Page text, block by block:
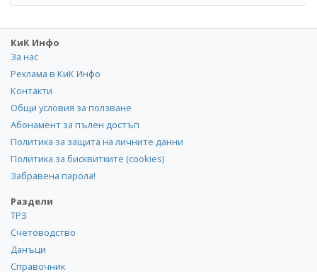
КиК Инфо
За нас
Реклама в КиК Инфо
Контакти
Общи условия за ползване
Абонамент за пълен достъп
Политика за защита на личните данни
Политика за бисквитките (cookies)
Забравена парола!
Раздели
ТРЗ
Счетоводство
Данъци
Справочник